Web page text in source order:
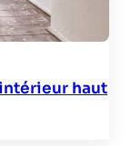
haut